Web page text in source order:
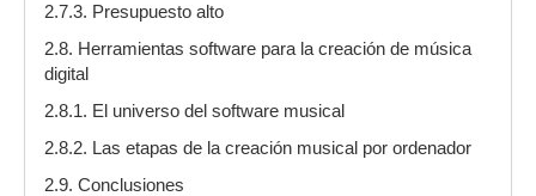
2.7.3. Presupuesto alto
2.8. Herramientas software para la creación de música
digital
2.8.1. El universo del software musical
2.8.2. Las etapas de la creación musical por ordenador
2.9. Conclusiones